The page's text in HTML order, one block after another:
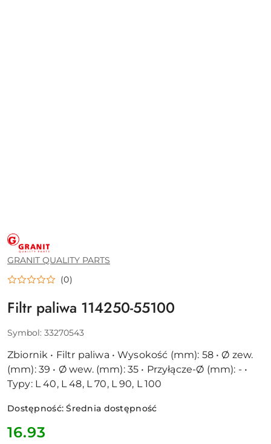
GRANIT
QUALITY
PARTS
GRANIT QUALITY PARTS
(0)
Filtr paliwa 114250-55100
Symbol: 33270543
Zbiornik • Filtr paliwa • Wysokość (mm): 58 • Ø zew.
(mm): 39 • Ø wew. (mm): 35 • Przyłącze-Ø (mm): - •
Typy: L 40, L 48, L 70, L 90, L 100
Dostępność:Średnia dostępność
cena:
16.93